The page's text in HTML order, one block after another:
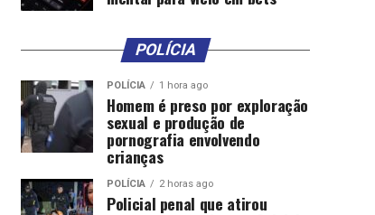
POLÍCIA
POLÍCIA 1 hora ago
Homem é preso por exploração
sexual e produção de
pornografia envolvendo
crianças
POLÍCIA 2 horas ago
Policial penal que atirou